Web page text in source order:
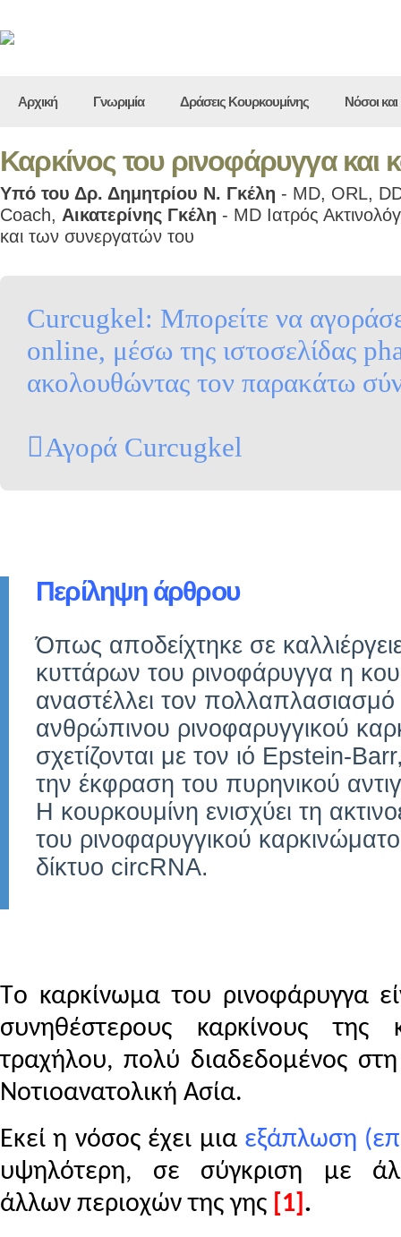
Αρχική Γνωριμία Δράσεις Κουρκουμίνης Νόσοι
Καρκίνος του ρινοφάρυγγα και
Υπό του Δρ. Δημητρίου Ν. Γκέλη - MD, ORL,
Coach, Αικατερίνης Γκέλη - MD Ιατρός
και των συνεργατών του
Curcugkel: Μπορείτε να
online, μέσω της ιστοσελίδας
ακολουθώντας τον παρακάτω
Αγορά Curcugkel
Περίληψη άρθρου
Όπως αποδείχτηκε σε
κυττάρων του ρινοφάρυγγα η
αναστέλλει τον
ανθρώπινου ρινοφαρυγγικού
σχετίζονται με τον ιό Epstein-
την έκφραση του πυρηνικού
Η κουρκουμίνη ενισχύει τη
του ρινοφαρυγγικού
δίκτυο circRNA.
T ο καρκίνωμα του ρινοφάρυγγα
συνηθέστερους καρκίνους
τραχήλου, πολύ διαδεδομένος
Νοτιοανατολική Ασία.
Εκεί η νόσος έχει μια εξάπλωση
υψηλότερη, σε σύγκριση με
άλλων περιοχών της γης
[1] .